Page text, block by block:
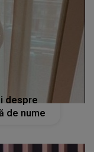
despre
de nume